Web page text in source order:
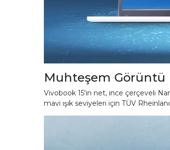
Muhteşem Görüntü
Vivobook 15'in net, ince çerçeveli
mavi ışık seviyeleri için TÜV